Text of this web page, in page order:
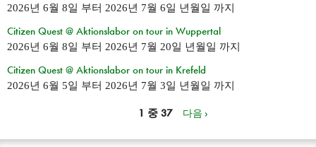
2026년 6월 8일 부터 2026년 7월 6일 년월일 까지
Citizen Quest @ Aktionslabor on tour in Wuppertal
2026년 6월 8일 부터 2026년 7월 20일 년월일 까지
Citizen Quest @ Aktionslabor on tour in Krefeld
2026년 6월 5일 부터 2026년 7월 3일 년월일 까지
1 중 37 다음 ›